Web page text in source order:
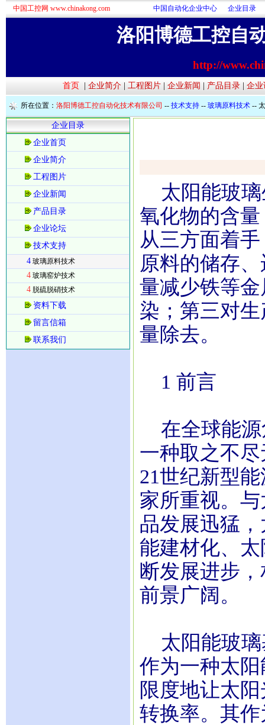
中国工控网 www.chinakong.com 中国自动化企业中心 企业目录
洛阳博德工控自
http://
首页 企业简介| 工程图片| 企业新闻 产品目录| 企业
所在位置： 洛阳博德工控自动化技术有限公司 -- 技术支持 -- 玻璃原料技术 --
企业目录
企业首页
企业简介
工程图片
企业新闻
产品目录
企业论坛
技术支持
4 玻璃原料技术
4 玻璃窑炉技术
4 脱硫脱硝技术
资料下载
留言信箱
联系我们
太阳能玻璃
氧化物的含
从三方面着
原料的储存
量减少铁等
染；第三对
量除去。
1 前言
在全球能源
一种取之不
21世纪新型
家所重视。
品发展迅猛
能建材化、
断发展进步
前景广阔。
太阳能玻璃
作为一种太
限度地让太
转换率。其